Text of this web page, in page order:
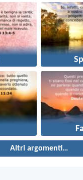
Altri argomenti…